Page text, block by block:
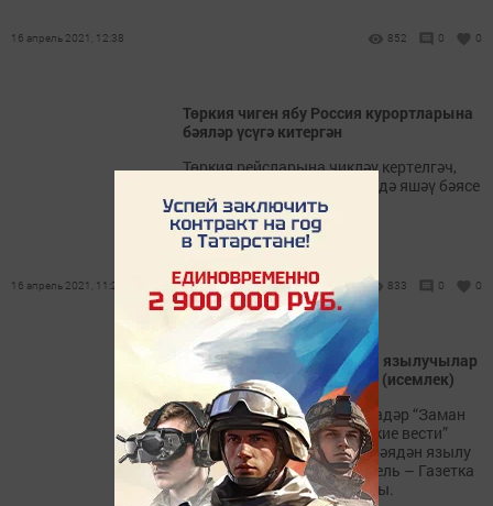
16 апрель 2021, 12:38 852 0 0
Төркия чиген ябу Россия курортларына
бәяләр үсүгә китергән
Төркия рейсларына чикләү кертелгәч,
Россия курорт-шәһәрләрендә яшәү бәясе
арткан.
16 апрель 2021, 11:21 833 0 0
"Заман сулышы" газетына язылучылар
арасында бүләк отучылар (исемлек)
5 апрельдән 15 апрельгә кадәр “Заман
сулышы” һәм “Лениногорские вести”
газетларына ташламалы бәядән язылу
ункөнлеге булды. Ә 14 апрель – Газетка
Язылучы көне буларак узды.